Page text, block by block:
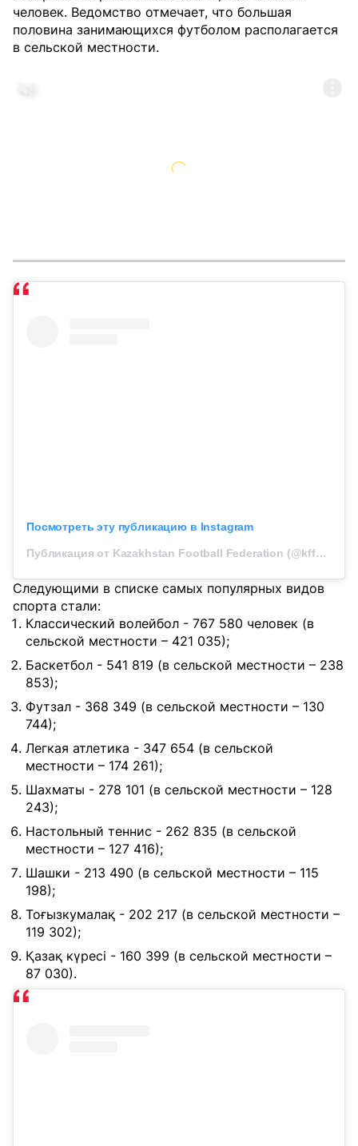
человек. Ведомство отмечает, что большая
половина занимающихся футболом располагается
в сельской местности.
Посмотреть эту публикацию в Instagram
Публикация от Kazakhstan Football Federation (@kff_resmi)
Следующими в списке самых популярных видов
спорта стали:
Классический волейбол - 767 580 человек (в
сельской местности – 421 035);
Баскетбол - 541 819 (в сельской местности – 238
853);
Футзал - 368 349 (в сельской местности – 130
744);
Легкая атлетика - 347 654 (в сельской
местности – 174 261);
Шахматы - 278 101 (в сельской местности – 128
243);
Настольный теннис - 262 835 (в сельской
местности – 127 416);
Шашки - 213 490 (в сельской местности – 115
198);
Тоғызкумалақ - 202 217 (в сельской местности –
119 302);
Қазақ күресі - 160 399 (в сельской местности –
87 030).